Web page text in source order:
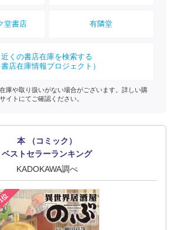
堂書店 有隣堂
近くの書店在庫を検索する
書店在庫情報プロジェクト）
庫や取り扱いがない場合がございます。詳しい購
イトにてご確認ください。
本 （コミック）
ベストセラーランキング
KADOKAWA調べ